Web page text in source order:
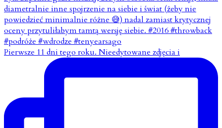
Pierwsze 11 dni tego roku. Nieedytowane zdjęcia i